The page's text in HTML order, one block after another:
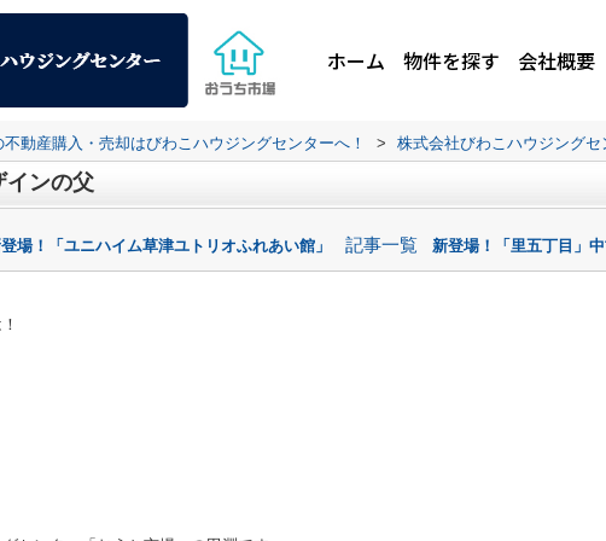
ホーム 物件を探す 会社概要
動産購入・売却はびわこハウジングセンターへ！ > 株式会社びわこハウジング
インの父
場！「ユニハイム草津ユトリオふれあい館」 記事一覧 新登場！「里五丁目」